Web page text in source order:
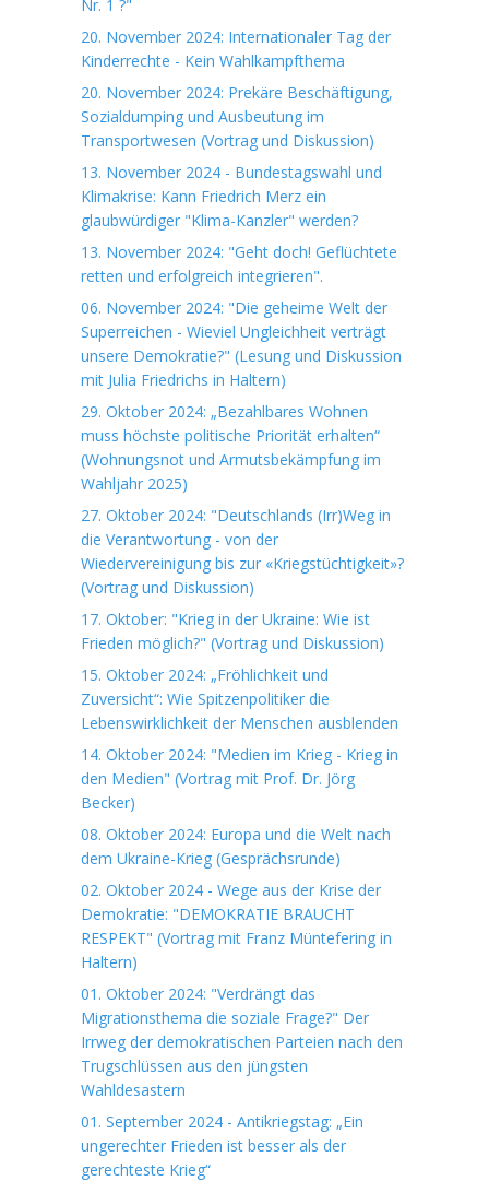
Nr. 1 ?"
20. November 2024: Internationaler Tag der
Kinderrechte - Kein Wahlkampfthema
20. November 2024: Prekäre Beschäftigung,
Sozialdumping und Ausbeutung im
Transportwesen (Vortrag und Diskussion)
13. November 2024 - Bundestagswahl und
Klimakrise: Kann Friedrich Merz ein
glaubwürdiger "Klima-Kanzler" werden?
13. November 2024: "Geht doch! Geflüchtete
retten und erfolgreich integrieren".
06. November 2024: "Die geheime Welt der
Superreichen - Wieviel Ungleichheit verträgt
unsere Demokratie?" (Lesung und Diskussion
mit Julia Friedrichs in Haltern)
29. Oktober 2024: „Bezahlbares Wohnen
muss höchste politische Priorität erhalten“
(Wohnungsnot und Armutsbekämpfung im
Wahljahr 2025)
27. Oktober 2024: "Deutschlands (Irr)Weg in
die Verantwortung - von der
Wiedervereinigung bis zur «Kriegstüchtigkeit»?
(Vortrag und Diskussion)
17. Oktober: "Krieg in der Ukraine: Wie ist
Frieden möglich?" (Vortrag und Diskussion)
15. Oktober 2024: „Fröhlichkeit und
Zuversicht“: Wie Spitzenpolitiker die
Lebenswirklichkeit der Menschen ausblenden
14. Oktober 2024: "Medien im Krieg - Krieg in
den Medien" (Vortrag mit Prof. Dr. Jörg
Becker)
08. Oktober 2024: Europa und die Welt nach
dem Ukraine-Krieg (Gesprächsrunde)
02. Oktober 2024 - Wege aus der Krise der
Demokratie: "DEMOKRATIE BRAUCHT
RESPEKT" (Vortrag mit Franz Müntefering in
Haltern)
01. Oktober 2024: "Verdrängt das
Migrationsthema die soziale Frage?" Der
Irrweg der demokratischen Parteien nach den
Trugschlüssen aus den jüngsten
Wahldesastern
01. September 2024 - Antikriegstag: „Ein
ungerechter Frieden ist besser als der
gerechteste Krieg“